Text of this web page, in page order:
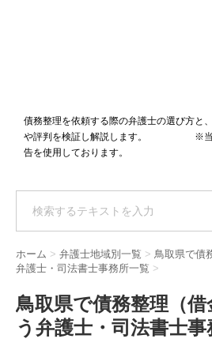
債務整理を依頼する際の弁護士の選び方と
や評判を検証し解説します。 ※当サ
告を使用しております。
ホーム > 弁護士地域別一覧 > 鳥取県で債
弁護士・司法書士事務所一覧 >
鳥取県で債務整理（
う弁護士・司法書士